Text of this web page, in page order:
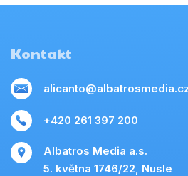
Kontakt
+420 261 397 200
Albatros Media a.s.
5. května 1746/22, Nusle